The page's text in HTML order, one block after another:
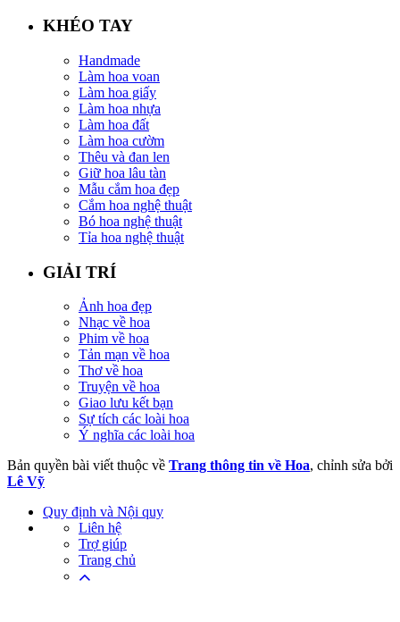
KHÉO TAY
Handmade
Làm hoa voan
Làm hoa giấy
Làm hoa nhựa
Làm hoa đất
Làm hoa cườm
Thêu và đan len
Giữ hoa lâu tàn
Mẫu cắm hoa đẹp
Cắm hoa nghệ thuật
Bó hoa nghệ thuật
Tỉa hoa nghệ thuật
GIẢI TRÍ
Ảnh hoa đẹp
Nhạc về hoa
Phim về hoa
Tản mạn về hoa
Thơ về hoa
Truyện về hoa
Giao lưu kết bạn
Sự tích các loài hoa
Ý nghĩa các loài hoa
Bản quyền bài viết thuộc về Trang thông tin về Hoa, chỉnh sửa bởi
Lê Vỹ
Quy định và Nội quy
Liên hệ
Trợ giúp
Trang chủ